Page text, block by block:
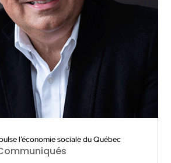
l’économie sociale du Québec